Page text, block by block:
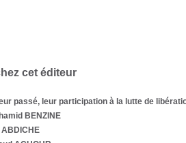
cet éditeur
passé, leur participation à la lutte de
BENZINE